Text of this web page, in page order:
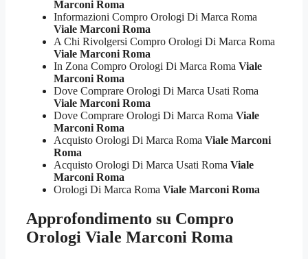
Marconi Roma
Informazioni Compro Orologi Di Marca Roma
Viale Marconi Roma
A Chi Rivolgersi Compro Orologi Di Marca Roma
Viale Marconi Roma
In Zona Compro Orologi Di Marca Roma Viale
Marconi Roma
Dove Comprare Orologi Di Marca Usati Roma
Viale Marconi Roma
Dove Comprare Orologi Di Marca Roma Viale
Marconi Roma
Acquisto Orologi Di Marca Roma Viale Marconi
Roma
Acquisto Orologi Di Marca Usati Roma Viale
Marconi Roma
Orologi Di Marca Roma Viale Marconi Roma
Approfondimento su Compro
Orologi Viale Marconi Roma